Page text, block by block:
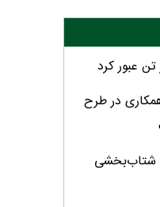
در طرح
شتاب‌بخشی